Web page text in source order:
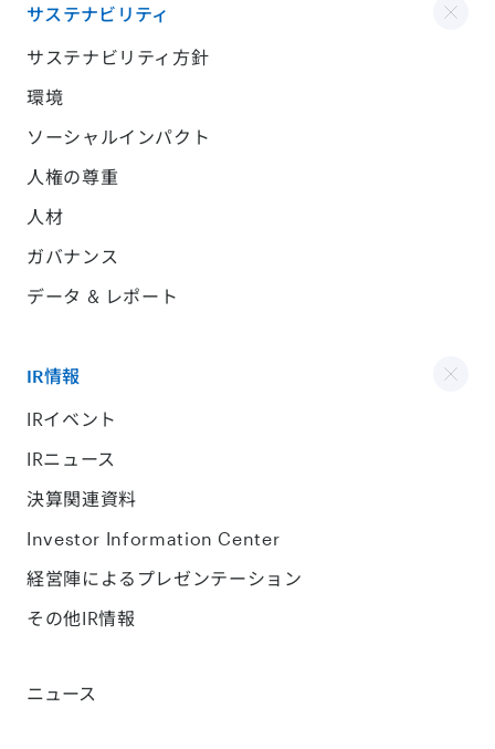
サステナビリティ
サステナビリティ方針
環境
ソーシャルインパクト
人権の尊重
人材
ガバナンス
データ & レポート
IR情報
IRイベント
IRニュース
決算関連資料
Investor Information Center
経営陣によるプレゼンテーション
その他IR情報
ニュース